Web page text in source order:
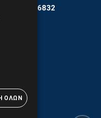
Αρ. ΕΜΠΑ 6832
ΌΛΩΝ